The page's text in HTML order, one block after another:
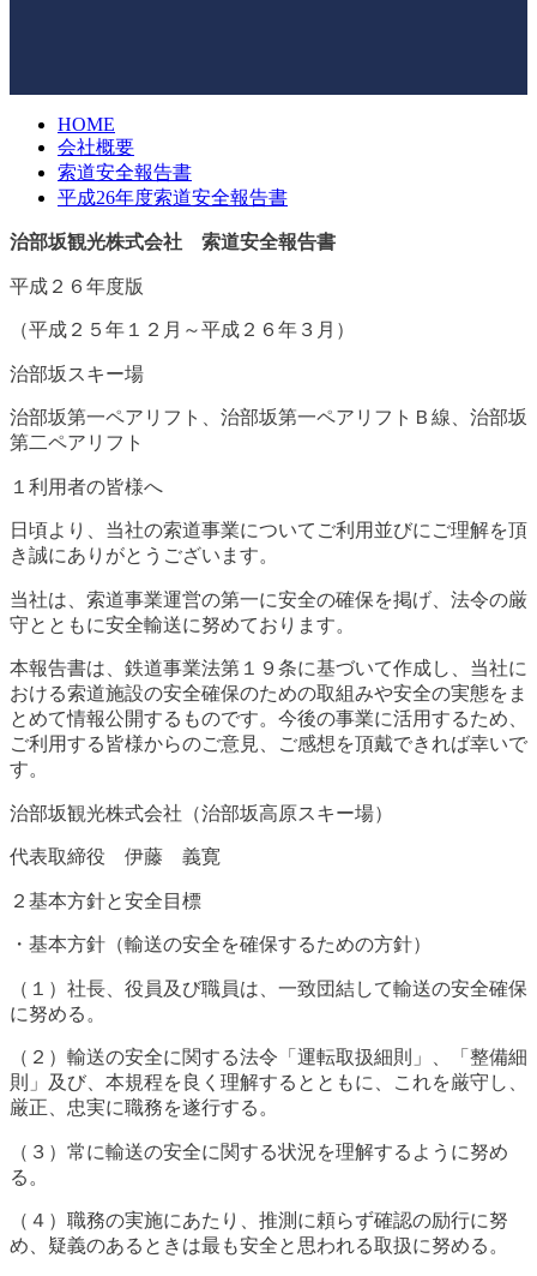
HOME
会社概要
索道安全報告書
平成26年度索道安全報告書
治部坂観光株式会社 索道安全報告書
平成２６年度版
（平成２５年１２月～平成２６年３月）
治部坂スキー場
治部坂第一ペアリフト、治部坂第一ペアリフトＢ線、治部坂
第二ペアリフト
１利用者の皆様へ
日頃より、当社の索道事業についてご利用並びにご理解を頂
き誠にありがとうございます。
当社は、索道事業運営の第一に安全の確保を掲げ、法令の厳
守とともに安全輸送に努めております。
本報告書は、鉄道事業法第１９条に基づいて作成し、当社に
おける索道施設の安全確保のための取組みや安全の実態をま
とめて情報公開するものです。今後の事業に活用するため、
ご利用する皆様からのご意見、ご感想を頂戴できれば幸いで
す。
治部坂観光株式会社（治部坂高原スキー場）
代表取締役 伊藤 義寛
２基本方針と安全目標
・基本方針（輸送の安全を確保するための方針）
（１）社長、役員及び職員は、一致団結して輸送の安全確保
に努める。
（２）輸送の安全に関する法令「運転取扱細則」、「整備細
則」及び、本規程を良く理解するとともに、これを厳守し、
厳正、忠実に職務を遂行する。
（３）常に輸送の安全に関する状況を理解するように努め
る。
（４）職務の実施にあたり、推測に頼らず確認の励行に努
め、疑義のあるときは最も安全と思われる取扱に努める。